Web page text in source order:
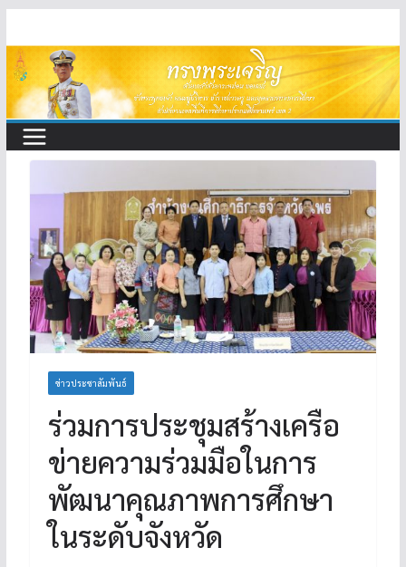
to
content
ข่าวประชาสัมพันธ์
ร่วมการประชุมสร้างเครือ
ข่ายความร่วมมือในการ
พัฒนาคุณภาพการศึกษา
ในระดับจังหวัด